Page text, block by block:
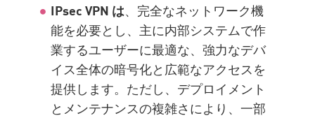
IPsec VPN は、完全なネットワーク機
能を必要とし、主に内部システムで作
業するユーザーに最適な、強力なデバ
イス全体の暗号化と広範なアクセスを
提供します。ただし、デプロイメント
とメンテナンスの複雑さにより、一部